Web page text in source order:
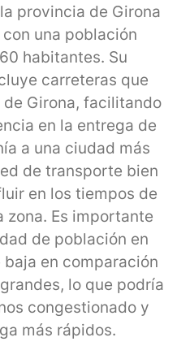
provincia de Girona
una población
habitantes. Su
carreteras que
Girona, facilitando
en la entrega de
a una ciudad más
de transporte bien
en los tiempos de
zona. Es importante
de población en
en comparación
lo que podría
congestionado y
más rápidos.